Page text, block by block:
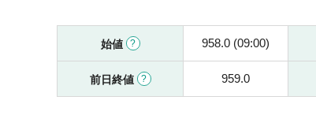
始値 958.0 (09:00)
前日終値 959.0